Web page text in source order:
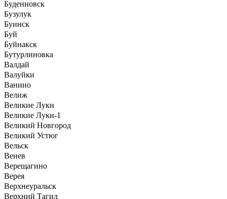
Буденновск
Бузулук
Буинск
Буй
Буйнакск
Бутурлиновка
Валдай
Валуйки
Ванино
Велиж
Великие Луки
Великие Луки-1
Великий Новгород
Великий Устюг
Вельск
Венев
Верещагино
Верея
Верхнеуральск
Верхний Тагил